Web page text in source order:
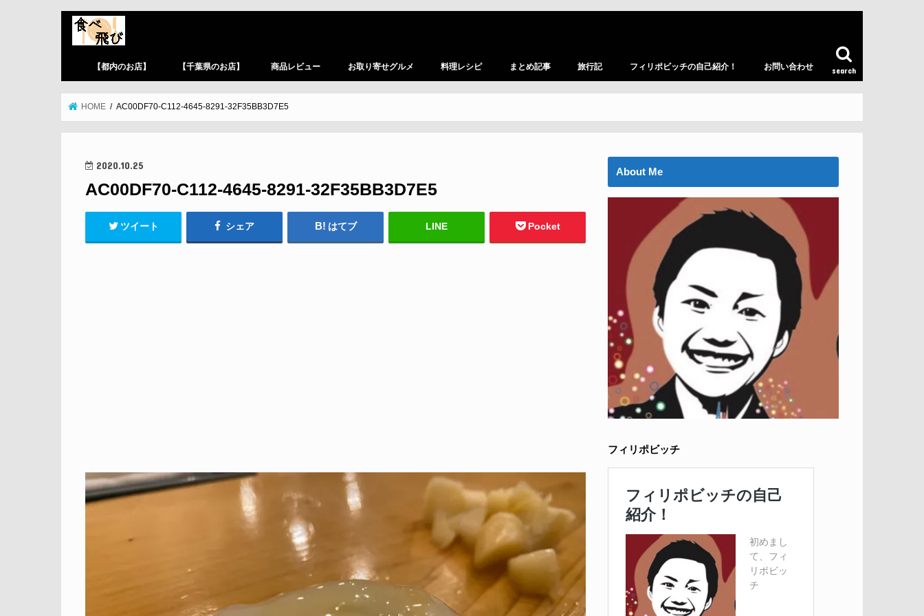
search
【都内のお店】 【千葉県のお店】 商品レビュー お取り寄せグルメ 料理レシピ まとめ記事 旅行記 フィリポビッチの自己紹介！ お問い合わせ
HOME AC00DF70-C112-4645-8291-32F35BB3D7E5
2020.10.25
AC00DF70-C112-4645-8291-32F35BB3D7E5
ツイート シェア はてブ LINE Pocket
About Me
フィリポビッチ